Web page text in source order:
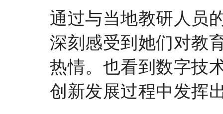
通过与当地教研人员
深刻感受到她们对教
热情。也看到数字技
创新发展过程中发挥